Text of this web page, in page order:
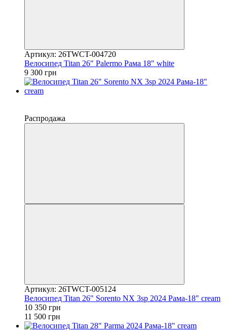
Артикул: 26TWCT-004720
Велосипед Titan 26" Palermo Рама 18" white
9 300 грн
Распродажа
Артикул: 26TWCT-005124
Велосипед Titan 26" Sorento NX 3sp 2024 Рама-18" cream
10 350 грн
11 500 грн